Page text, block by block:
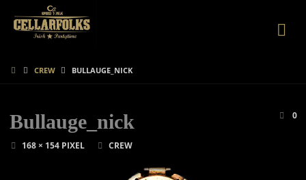
STARTCREW BULLAUGE_NICK
Bullauge_nick 0
ORIGINALGRÖSSE
168 × 154 PIXEL CREW